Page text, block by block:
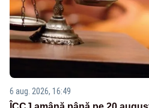
6 aug. 2026, 16:49